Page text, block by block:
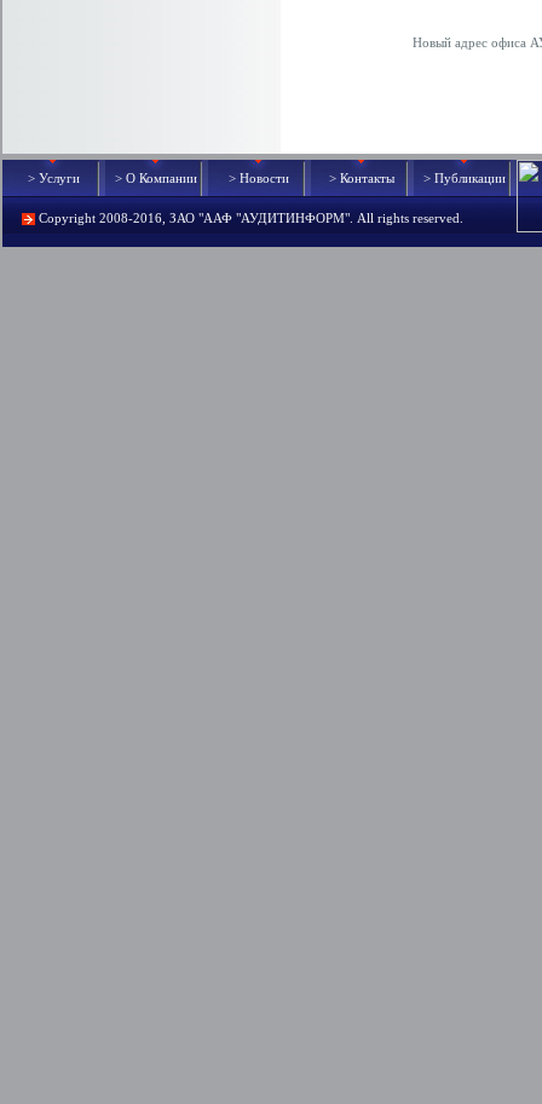
Новый адрес офиса
> Услуги > О Компании > Новости > Контакты > Публикации
Copyright 2008-2016, ЗАО "ААФ "АУДИТИНФОРМ" . All rights reserved.